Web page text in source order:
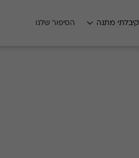
קיבלתי מתנה הסיפור שלנו